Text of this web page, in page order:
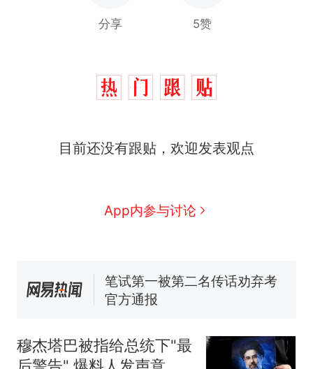
分享 5赞
目前还没有跟贴，欢迎发表观点
App内参与讨论
热
那个在床头放菜刀的女孩，
号，仅凭视频评出？中国烹饪
佛山一中学招聘物理教师，笔
试前13名均遭淘汰？教育局：
享界G9车型预售价公布：
43.98万起
因老师一句“跟我回家”改写了
人生
穆杰塔巴被指给总统下"最
后警告" 爆料人发声意味